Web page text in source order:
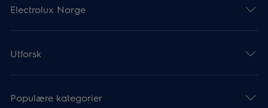
Electrolux Norge
Utforsk
Populære kategorier